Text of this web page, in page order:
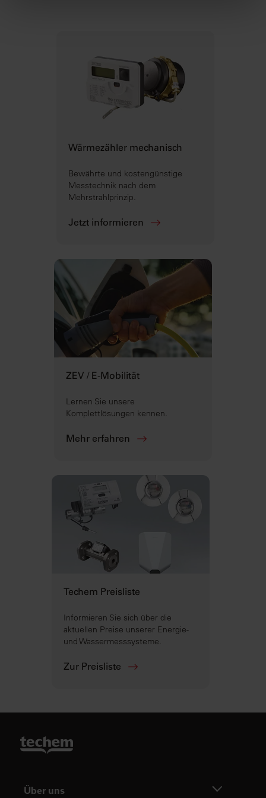
Wärmezähler mechanisch
Bewährte und kostengünstige
Messtechnik nach dem
Mehrstrahlprinzip.
Jetzt informieren
ZEV / E-Mobilität
Lernen Sie unsere
Komplettlösungen kennen.
Mehr erfahren
Techem Preisliste
Informieren Sie sich über die
aktuellen Preise unserer Energie-
und Wassermesssysteme.
Zur Preisliste
Über uns